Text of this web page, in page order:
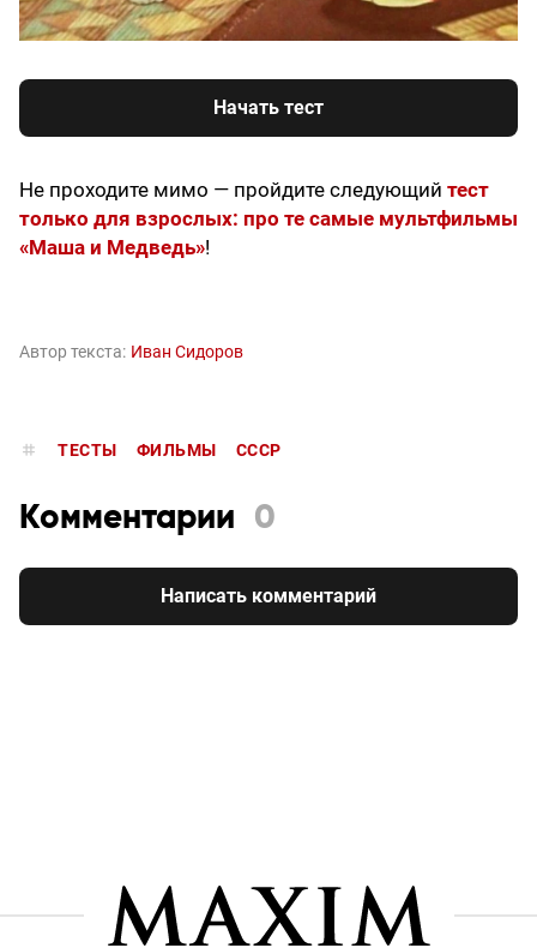
Начать тест
Не проходите мимо — пройдите следующий тест
только для взрослых: про те самые мультфильмы
«Маша и Медведь»!
Автор текста: Иван Сидоров
ТЕСТЫ ФИЛЬМЫ СССР
Комментарии 0
Написать комментарий